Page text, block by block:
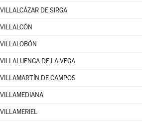
VILLALCÁZAR DE SIRGA
VILLALCÓN
VILLALOBÓN
VILLALUENGA DE LA VEGA
VILLAMARTÍN DE CAMPOS
VILLAMEDIANA
VILLAMERIEL